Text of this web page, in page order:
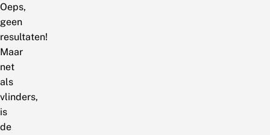
Oeps,
geen
resultaten!
Maar
net
als
vlinders,
is
de